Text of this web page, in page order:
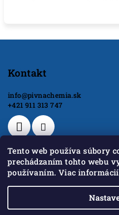
Tento web používa súbory
prechádzaním tohto webu
používaním. Viac
Kontakt
info@pivnachemia.sk
+421 911 313 747
GoodWill s.r.o.